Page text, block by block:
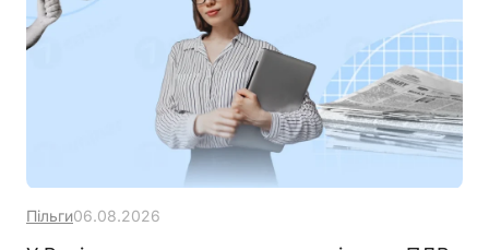
Пільги06.08.2026